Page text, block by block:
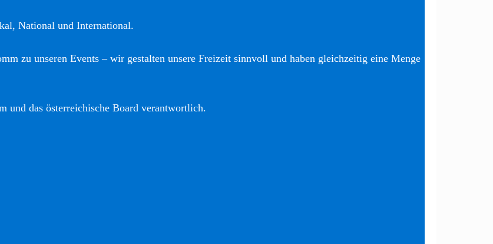
National und International.
zu unseren Events – wir gestalten unsere Freizeit sinnvoll und haben gleichzeitig eine Menge
und das österreichische Board verantwortlich.